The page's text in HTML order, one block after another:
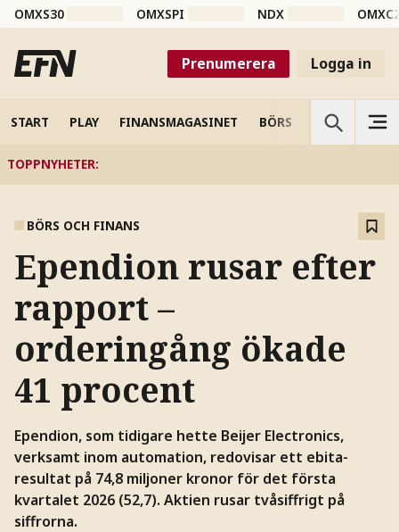
OMXS30 OMXSPI NDX
Prenumerera Logga in
START PLAY FINANSMAGASINET BÖRS VETENSKAP
TOPPNYHETER:
BÖRS OCH FINANS
Ependion rusar efter
rapport –
orderingång ökade
41 procent
Ependion, som tidigare hette Beijer Electronics,
verksamt inom automation, redovisar ett ebita-
resultat på 74,8 miljoner kronor för det första
kvartalet 2026 (52,7). Aktien rusar tvåsiffrigt på
siffrorna.